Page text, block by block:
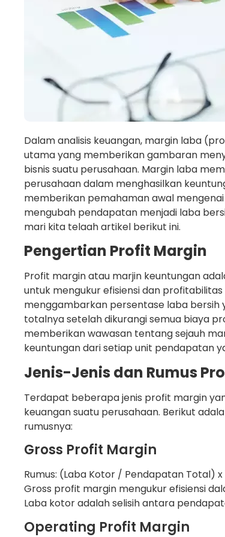
Dalam analisis keuangan, margin laba
utama yang memberikan gambaran
bisnis suatu perusahaan. Margin laba
perusahaan dalam menghasilkan
memberikan pemahaman awal
mengubah pendapatan menjadi laba
mari kita telaah artikel berikut ini.
Pengertian Profit Margin
Profit margin atau marjin keuntungan
untuk mengukur efisiensi dan
menggambarkan persentase laba
totalnya setelah dikurangi semua biaya
memberikan wawasan tentang sejauh
keuntungan dari setiap unit pendapatan
Jenis-Jenis dan Rumus
Terdapat beberapa jenis profit margin
keuangan suatu perusahaan. Berikut
rumusnya:
Gross Profit Margin
Rumus: (Laba Kotor / Pendapatan Total) x
Gross profit margin mengukur efisiensi
Laba kotor adalah selisih antara
Operating Profit Margin